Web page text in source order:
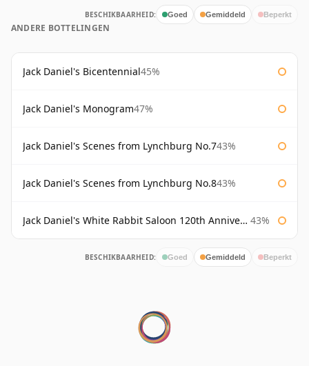
BESCHIKBAARHEID: Goed Gemiddeld Beperkt
ANDERE BOTTELINGEN
Jack Daniel's Bicentennial45%
Jack Daniel's Monogram47%
Jack Daniel's Scenes from Lynchburg No.743%
Jack Daniel's Scenes from Lynchburg No.843%
Jack Daniel's White Rabbit Saloon 120th Anniversary 43%
BESCHIKBAARHEID: Goed Gemiddeld Beperkt